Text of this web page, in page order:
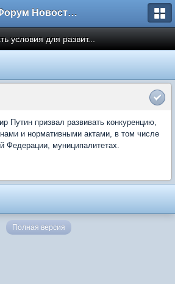
Форум Новостройки
условия для развит...
Путин призвал развивать конкуренцию,
и нормативными актами, в том числе
Федерации, муниципалитетах.
Полная версия